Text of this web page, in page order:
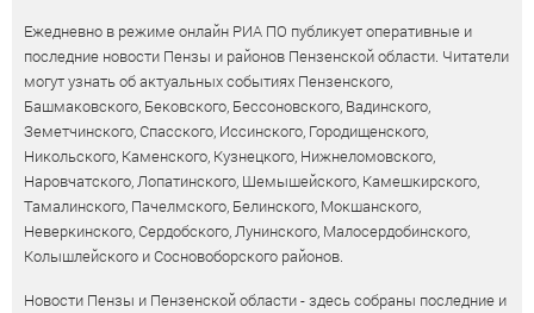
Ежедневно в режиме онлайн РИА ПО публикует оперативные и
последние новости Пензы и районов Пензенской области. Читатели
могут узнать об актуальных событиях Пензенского,
Башмаковского, Бековского, Бессоновского, Вадинского,
Земетчинского, Спасского, Иссинского, Городищенского,
Никольского, Каменского, Кузнецкого, Нижнеломовского,
Наровчатского, Лопатинского, Шемышейского, Камешкирского,
Тамалинского, Пачелмского, Белинского, Мокшанского,
Неверкинского, Сердобского, Лунинского, Малосердобинского,
Колышлейского и Сосновоборского районов.
Новости Пензы и Пензенской области - здесь собраны последние и